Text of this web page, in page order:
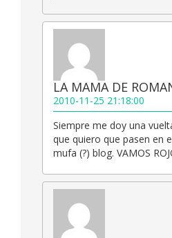
LA MAMA DE
2010-11-25 21:18:00
Siempre me doy una
que quiero que pasen en
mufa (?) blog. VAMOS